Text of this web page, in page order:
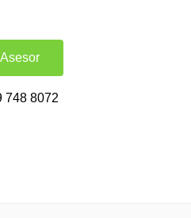
Asesor
748 8072